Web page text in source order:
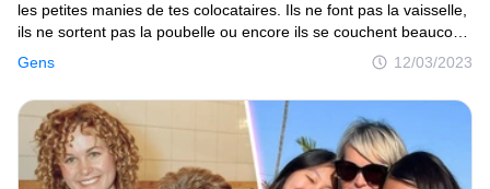
Gens 12/03/2023
les petites manies de tes colocataires. Ils ne font pas la vaisselle,
ils ne sortent pas la poubelle ou encore ils se couchent beaucoup
plus tôt que les autres. À cet instant, tu peux te dire : “Mais nous
pouvons choisir au préalable la personne avec qui cohabiter
en imposant nos critères !” Sache que ce n’est pas toujours
possible, car dans un campus universitaire, par exemple,
on ne choisit pas son colocataire. Et même les candidats qui ont
passé haut la main les entretiens ne sont pas fiables à 100 % !